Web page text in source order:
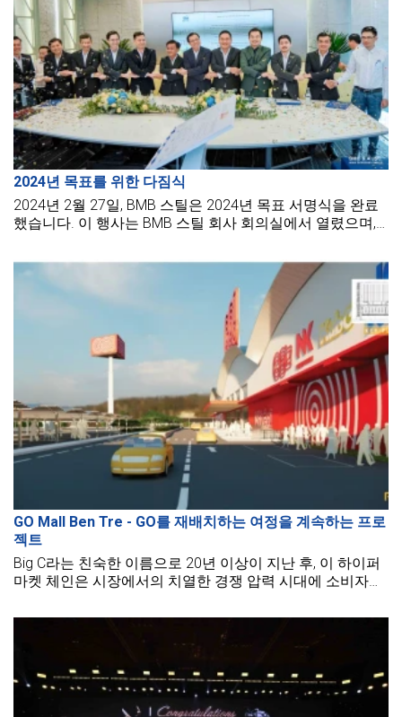
2024년 목표를 위한 다짐식
2024년 2월 27일, BMB 스틸은 2024년 목표 서명식을 완료
했습니다. 이 행사는 BMB 스틸 회사 회의실에서 열렸으며,
BMB 스틸 직원이 참석했습니다.
GO Mall Ben Tre - GO를 재배치하는 여정을 계속하는 프로
젝트
Big C라는 친숙한 이름으로 20년 이상이 지난 후, 이 하이퍼
마켓 체인은 시장에서의 치열한 경쟁 압력 시대에 소비자에
변경하여 공식적으로 리브랜딩하였습니다. 따라서 각 지방
에 슈퍼마켓 체인을 구축하는 많은 프로젝트도 점차 등장하